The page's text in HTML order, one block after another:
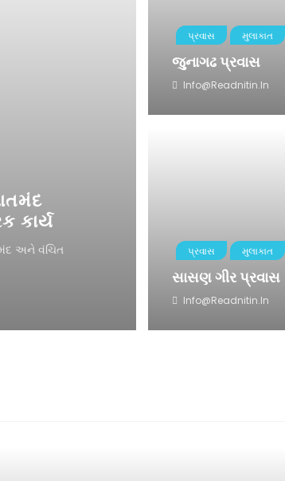
કાર્ય
અને વંચિત
પ્રવાસ મુલાકાત
જુનાગઢ પ્રવાસ
Info@readnitin.in
પ્રવાસ મુલાકાત
સાસણ ગીર પ્રવાસ
Info@readnitin.in